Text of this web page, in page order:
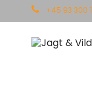
+45 93 300